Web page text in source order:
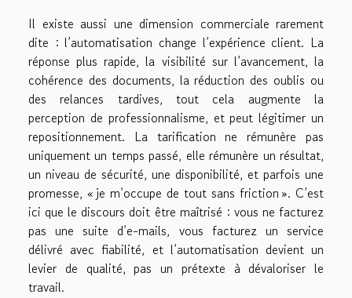
Il existe aussi une dimension commerciale rarement
dite : l’automatisation change l’expérience client. La
réponse plus rapide, la visibilité sur l’avancement, la
cohérence des documents, la réduction des oublis ou
des relances tardives, tout cela augmente la
perception de professionnalisme, et peut légitimer un
repositionnement. La tarification ne rémunère pas
uniquement un temps passé, elle rémunère un résultat,
un niveau de sécurité, une disponibilité, et parfois une
promesse, « je m’occupe de tout sans friction ». C’est
ici que le discours doit être maîtrisé : vous ne facturez
pas une suite d’e-mails, vous facturez un service
délivré avec fiabilité, et l’automatisation devient un
levier de qualité, pas un prétexte à dévaloriser le
travail.